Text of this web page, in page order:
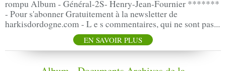
rompu Album - Général-2S- Henry-Jean-Fournier *******
- Pour s'abonner Gratuitement à la newsletter de
harkisdordogne.com - L e s commentaires, qui ne sont pas...
EN SAVOIR PLUS